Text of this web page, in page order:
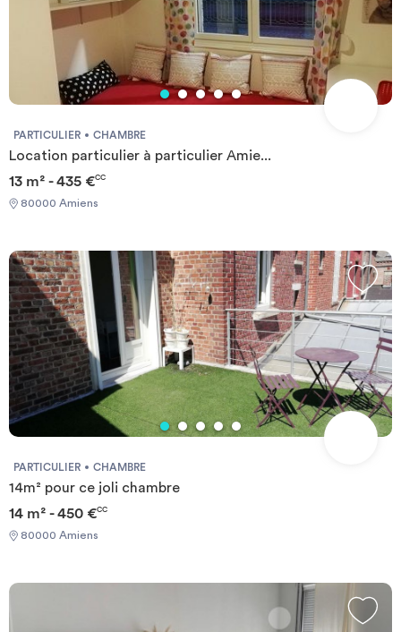
PARTICULIER CHAMBRE
Location particulier à particulier Amie...
13 m² - 435 €CC
80000 Amiens
PARTICULIER CHAMBRE
14m² pour ce joli chambre
14 m² - 450 €CC
80000 Amiens